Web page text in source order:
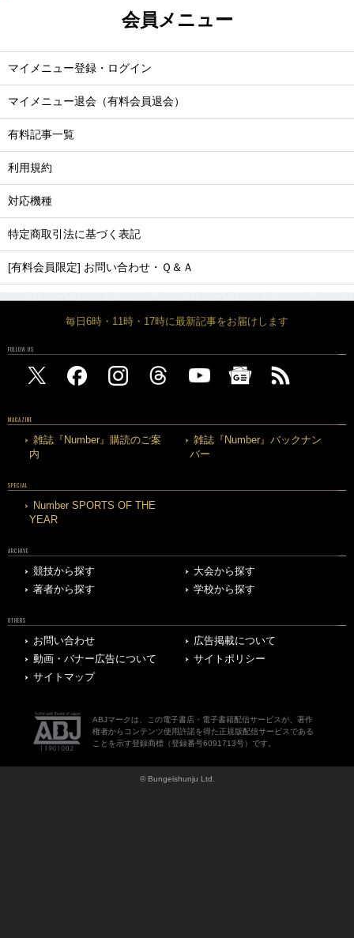
会員メニュー
マイメニュー登録・ログイン
マイメニュー退会（有料会員退会）
有料記事一覧
利用規約
対応機種
特定商取引法に基づく表記
[有料会員限定] お問い合わせ・Ｑ＆Ａ
毎日6時・11時・17時に最新記事をお届けします
FOLLOW US
MAGAZINE
雑誌『Number』購読のご案
内
雑誌『Number』バックナン
バー
SPECIAL
Number SPORTS OF THE
YEAR
ARCHIVE
競技から探す
大会から探す
著者から探す
学校から探す
OTHERS
お問い合わせ
広告掲載について
動画・バナー広告について
サイトポリシー
サイトマップ
ABJマークは、この電子書店・電子書籍配信サービスが、著作
権者からコンテンツ使用許諾を得た正規版配信サービスである
ことを示す登録商標（登録番号6091713号）です。
© Bungeishunju Ltd.